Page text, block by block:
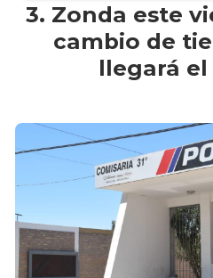
Zonda este
cambio de
llegará el